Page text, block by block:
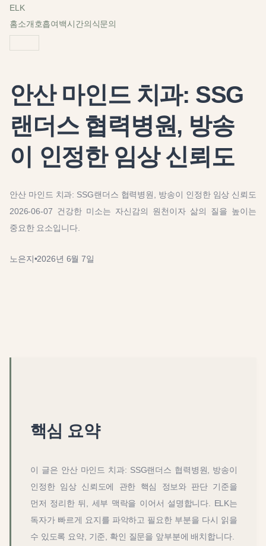
ELK
홈소개호흡여백시간의식문의
안산 마인드 치과: SSG
랜더스 협력병원, 방송
이 인정한 임상 신뢰도
안산 마인드 치과: SSG랜더스 협력병원, 방송이 인정한 임상 신뢰도
2026-06-07 건강한 미소는 자신감의 원천이자 삶의 질을 높이는
중요한 요소입니다.
노은지•2026년 6월 7일
핵심 요약
이 글은 안산 마인드 치과: SSG랜더스 협력병원, 방송이
인정한 임상 신뢰도에 관한 핵심 정보와 판단 기준을
먼저 정리한 뒤, 세부 맥락을 이어서 설명합니다. ELK는
독자가 빠르게 요지를 파악하고 필요한 부분을 다시 읽을
수 있도록 요약, 기준, 확인 질문을 앞부분에 배치합니다.